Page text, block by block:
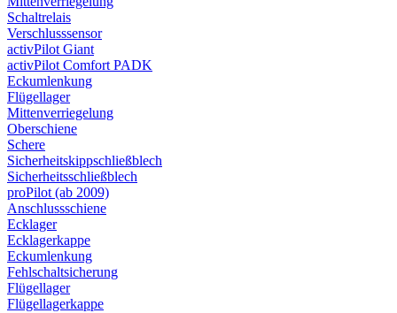
Schaltrelais
Verschlusssensor
activPilot Giant
activPilot Comfort PADK
Eckumlenkung
Flügellager
Mittenverriegelung
Oberschiene
Schere
Sicherheitskippschließblech
Sicherheitsschließblech
proPilot (ab 2009)
Anschlussschiene
Ecklager
Ecklagerkappe
Eckumlenkung
Fehlschaltsicherung
Flügellager
Flügellagerkappe